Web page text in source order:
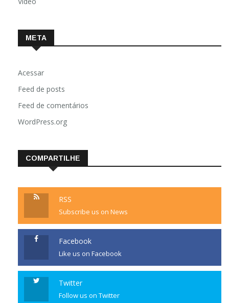
META
Acessar
Feed de posts
Feed de comentários
WordPress.org
COMPARTILHE
RSS
Subscribe us on News
Facebook
Like us on Facebook
Twitter
Follow us on Twitter